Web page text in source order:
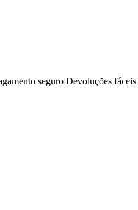
seguro Devoluções fáceis